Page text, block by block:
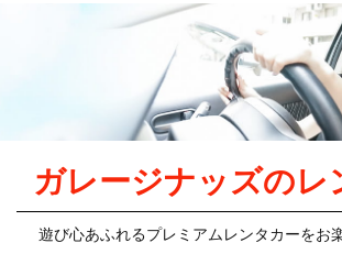
ガレージナッズのレ
遊び心あふれるプレミアムレンタカーをお